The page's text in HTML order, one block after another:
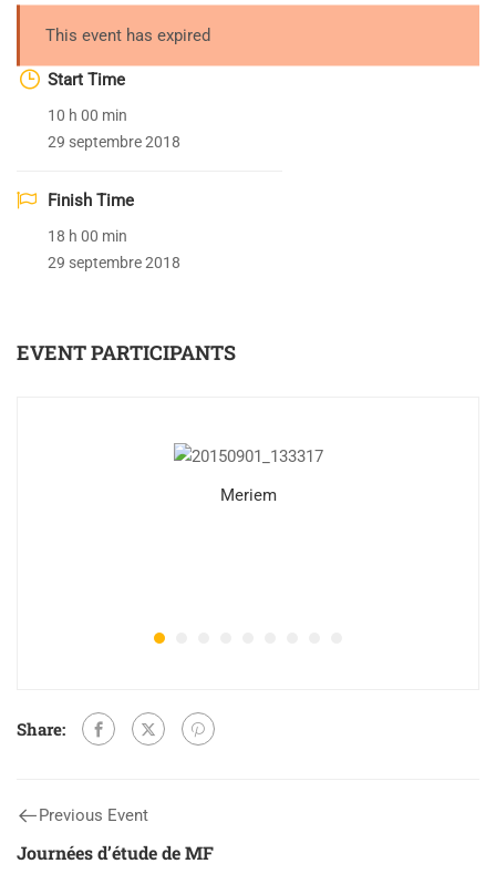
This event has expired
Start Time
10 h 00 min
29 septembre 2018
Finish Time
18 h 00 min
29 septembre 2018
EVENT PARTICIPANTS
Meriem
Share:
Previous Event
Journées d’étude de MF